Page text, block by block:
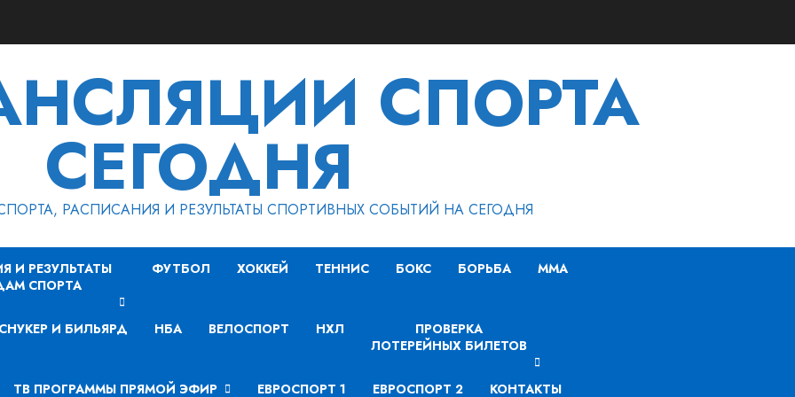
СПОРТА
СЕГОДНЯ
РАСПИСАНИЯ И РЕЗУЛЬТАТЫ СПОРТИВНЫХ СОБЫТИЙ НА СЕГОДНЯ
И РЕЗУЛЬТАТЫ
СПОРТА
ФУТБОЛ ХОККЕЙ ТЕННИС БОКС БОРЬБА MMA
СНУКЕР И БИЛЬЯРД НБА ВЕЛОСПОРТ НХЛ
ПРОВЕРКА
ЛОТЕРЕЙНЫХ БИЛЕТОВ
ТВ ПРОГРАММЫ ПРЯМОЙ ЭФИР ЕВРОСПОРТ 1 ЕВРОСПОРТ 2 КОНТАКТЫ